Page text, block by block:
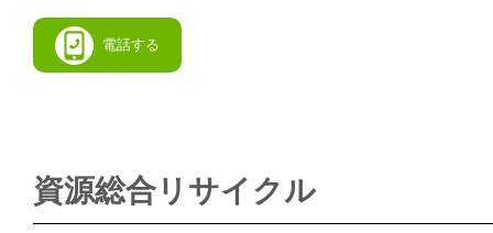
電話する
資源総合リサイクル